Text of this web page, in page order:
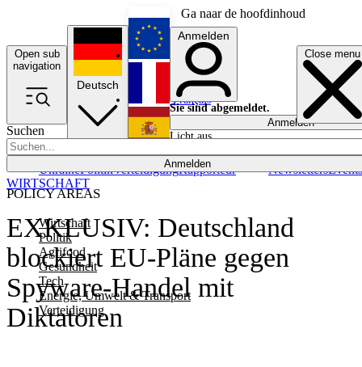
Ga naar de hoofdinhoud
Open sub
navigation
Close menu
Suchen
Anmelden
POLICY AREAS
Wirtschaft
Politik
Agrifood
Gesundheit
Tech
Energie, Umwelt & Transport
Verteidigung
UkrainePolitikVerteidigungRapporteur NewslettersEvents
Deutsch
English
Français
Anmelden
Sie sind abgemeldet.
Anmelden
Licht aus
EXKLUSIV: Deutschland
blockiert EU-Pläne gegen
Spyware-Handel mit
Diktatoren
WIRTSCHAFT